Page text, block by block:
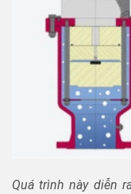
Quá trình này diễn